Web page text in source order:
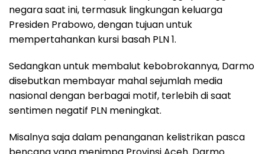
negara saat ini, termasuk lingkungan keluarga
Presiden Prabowo, dengan tujuan untuk
mempertahankan kursi basah PLN 1.
Sedangkan untuk membalut kebobrokannya, Darmo
disebutkan membayar mahal sejumlah media
nasional dengan berbagai motif, terlebih di saat
sentimen negatif PLN meningkat.
Misalnya saja dalam penanganan kelistrikan pasca